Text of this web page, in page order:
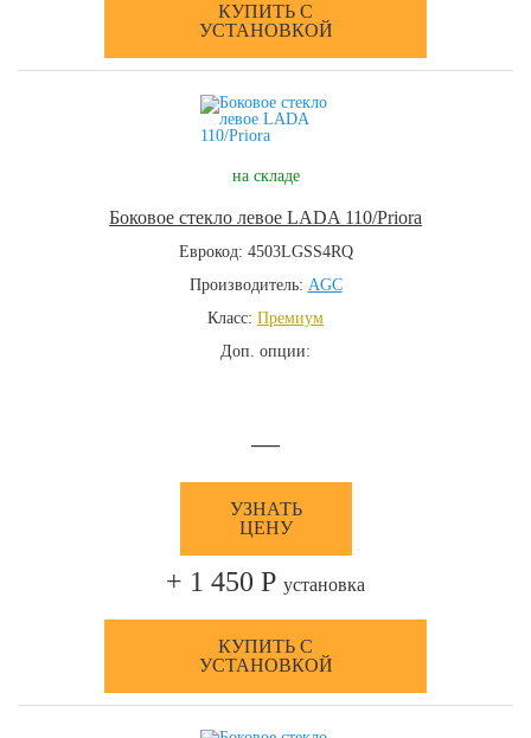
КУПИТЬ С
УСТАНОВКОЙ
на складе
Боковое стекло левое LADA 110/Priora
Еврокод: 4503LGSS4RQ
Производитель: AGC
Класс: Премиум
Доп. опции:
—
УЗНАТЬ
ЦЕНУ
+ 1 450 Р установка
КУПИТЬ С
УСТАНОВКОЙ